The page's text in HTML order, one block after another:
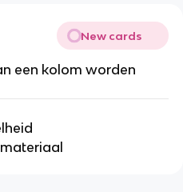
New cards
een kolom worden